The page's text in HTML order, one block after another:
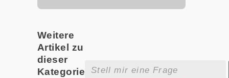
Weitere
Artikel zu
dieser
Kategorie